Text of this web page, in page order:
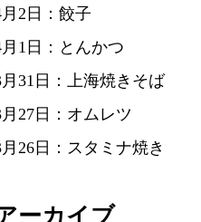
2日：餃子
1日：とんかつ
31日：上海焼きそば
27日：オムレツ
26日：スタミナ焼き
ーカイブ